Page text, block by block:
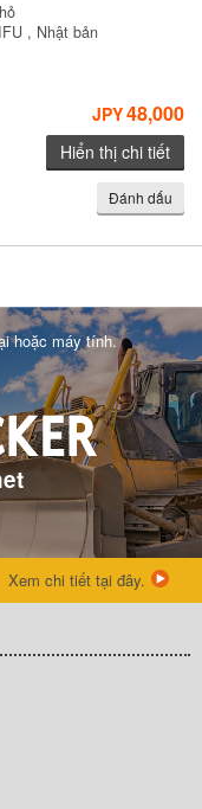
, Nhật bản
JPY48,000
Hiển thị chi tiết
Đánh dấu
hoặc máy tính.
Xem chi tiết tại đây.